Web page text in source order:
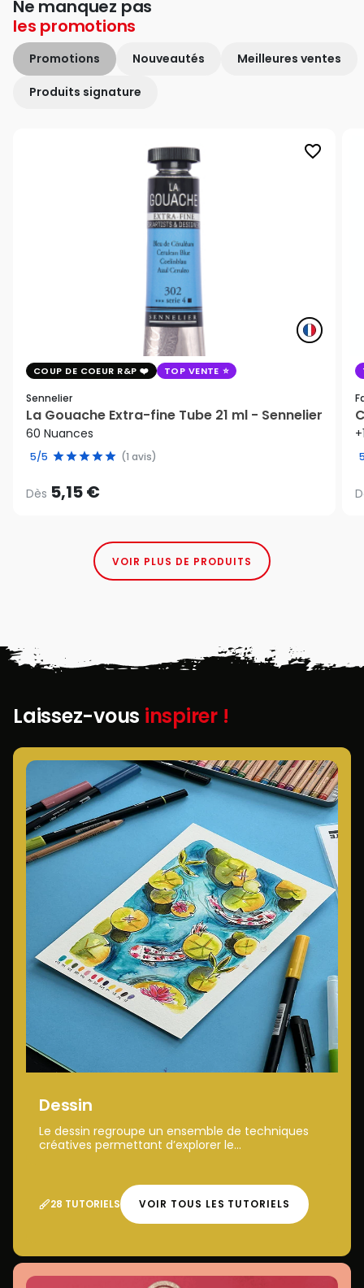
Ne manquez pas
les promotions
Promotions Nouveautés Meilleures ventes
Produits signature
favorite_border
COUP DE COEUR R&P TOP VENTE
Sennelier
La Gouache Extra-fine Tube 21 ml - Sennelier
60 Nuances
5/5 (1 avis)
Dès 5,15 €
VOIR PLUS DE PRODUITS
Laissez-vous inspirer !
Dessin
Le dessin regroupe un ensemble de techniques
créatives permettant d’explorer le...
28 TUTORIELS VOIR TOUS LES TUTORIELS